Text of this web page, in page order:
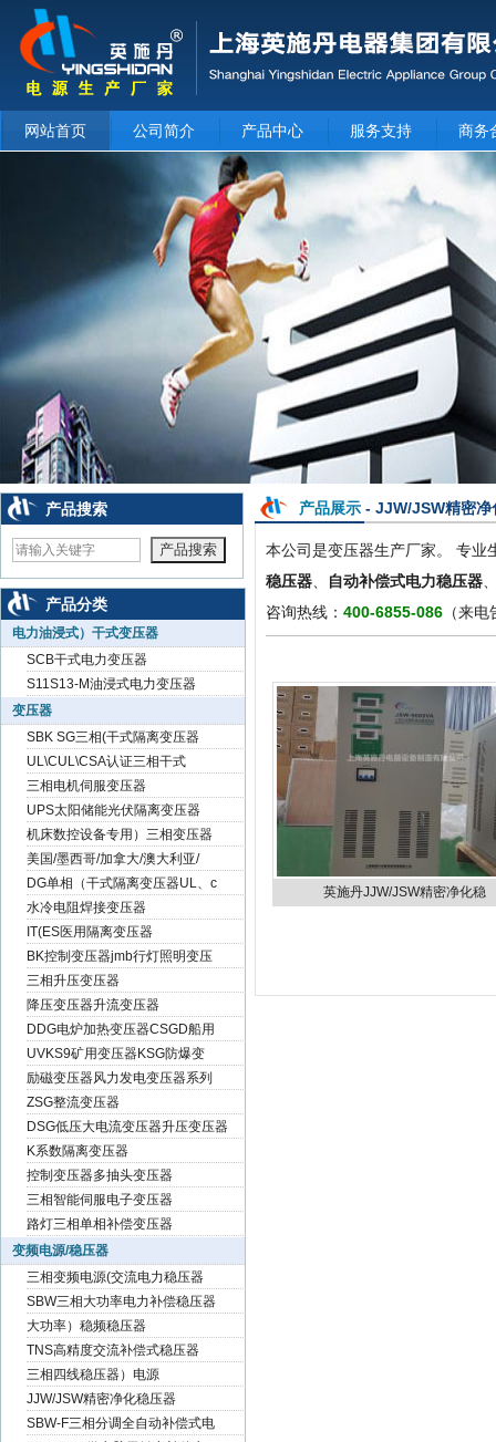
网站首页 公司简介 产品中心 服务支持 商务
null
null
null
null 产品搜索
产品分类
电力油浸式）干式变压器
SCB干式电力变压器
S11S13-M油浸式电力变压器
变压器
SBK SG三相(干式隔离变压器
UL\CUL\CSA认证三相干式
三相电机伺服变压器
UPS太阳储能光伏隔离变压器
机床数控设备专用）三相变压器
美国/墨西哥/加拿大/澳大利亚/
DG单相（干式隔离变压器UL、c
水冷电阻焊接变压器
IT(ES医用隔离变压器
BK控制变压器jmb行灯照明变压
三相升压变压器
降压变压器升流变压器
DDG电炉加热变压器CSGD船用
UVKS9矿用变压器KSG防爆变
励磁变压器风力发电变压器系列
ZSG整流变压器
DSG低压大电流变压器升压变压器
K系数隔离变压器
控制变压器多抽头变压器
三相智能伺服电子变压器
路灯三相单相补偿变压器
变频电源/稳压器
三相变频电源(交流电力稳压器
SBW三相大功率电力补偿稳压器
大功率）稳频稳压器
TNS高精度交流补偿式稳压器
三相四线稳压器）电源
JJW/JSW精密净化稳压器
SBW-F三相分调全自动补偿式电
产品展示 - JJW/JSW精密净
本公司是变压器生产厂家。 专业
稳压器
自动补偿式电力稳压器
咨询热线： 400-6855-086 （来
英施丹JJW/JSW精密净化稳